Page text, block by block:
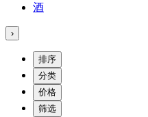
酒
›
排序
分类
价格
筛选